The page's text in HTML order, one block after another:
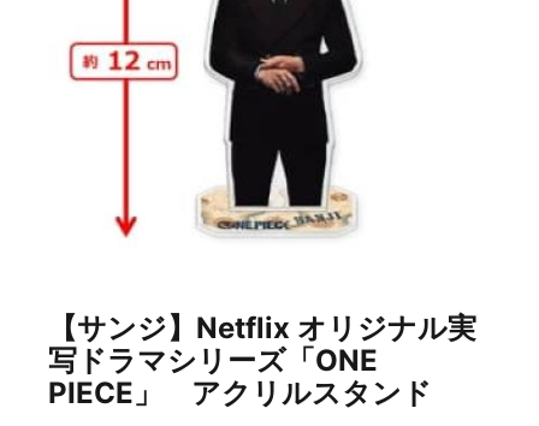
【サンジ】Netflix オリジナル実
写ドラマシリーズ「ONE
PIECE」 アクリルスタンド